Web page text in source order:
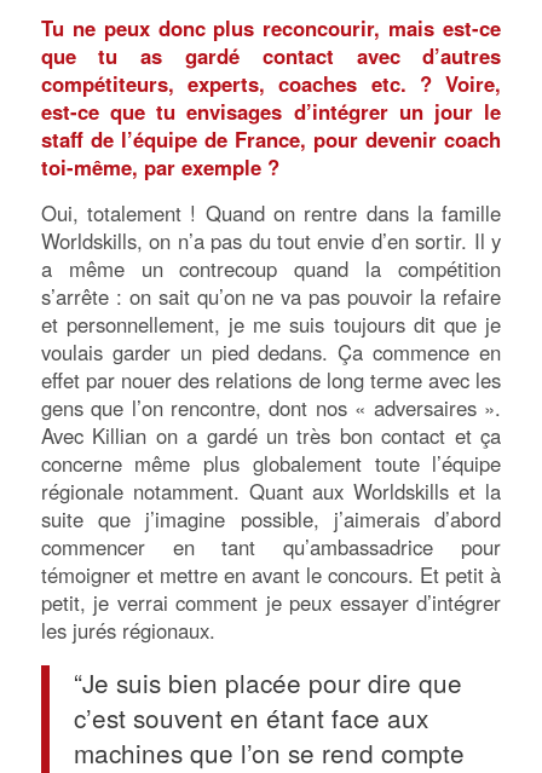
Tu ne peux donc plus reconcourir, mais est-ce
que tu as gardé contact avec d’autres
compétiteurs, experts, coaches etc. ? Voire,
est-ce que tu envisages d’intégrer un jour le
staff de l’équipe de France, pour devenir coach
toi-même, par exemple ?
Oui, totalement ! Quand on rentre dans la famille
Worldskills, on n’a pas du tout envie d’en sortir. Il y
a même un contrecoup quand la compétition
s’arrête : on sait qu’on ne va pas pouvoir la refaire
et personnellement, je me suis toujours dit que je
voulais garder un pied dedans. Ça commence en
effet par nouer des relations de long terme avec les
gens que l’on rencontre, dont nos « adversaires ».
Avec Killian on a gardé un très bon contact et ça
concerne même plus globalement toute l’équipe
régionale notamment. Quant aux Worldskills et la
suite que j’imagine possible, j’aimerais d’abord
commencer en tant qu’ambassadrice pour
témoigner et mettre en avant le concours. Et petit à
petit, je verrai comment je peux essayer d’intégrer
les jurés régionaux.
“Je suis bien placée pour dire que
c’est souvent en étant face aux
machines que l’on se rend compte